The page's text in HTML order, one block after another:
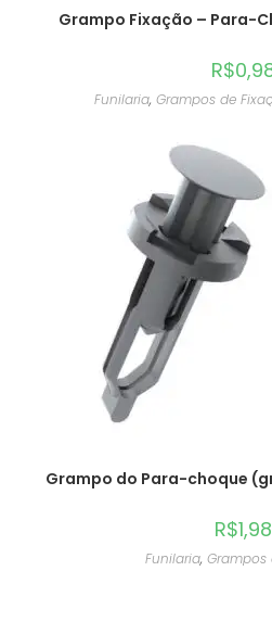
Grampo Fixação – Para-
R$
Funilaria, Grampos de
Grampo do Para-choque
R$1,98
Funilaria, Grampos